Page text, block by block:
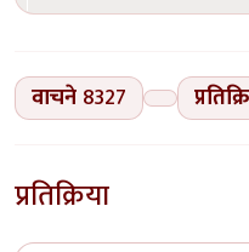
वाचने 8327
प्रतिक्रिया